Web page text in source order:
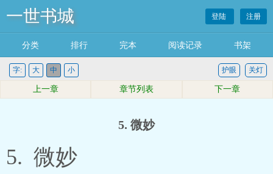
一世书城 登陆 注册
分类 排行 完本 阅读记录 书架
字: 大 中 小 关灯
护眼
上一章 章节列表 下一章
5. 微妙
5. 微妙